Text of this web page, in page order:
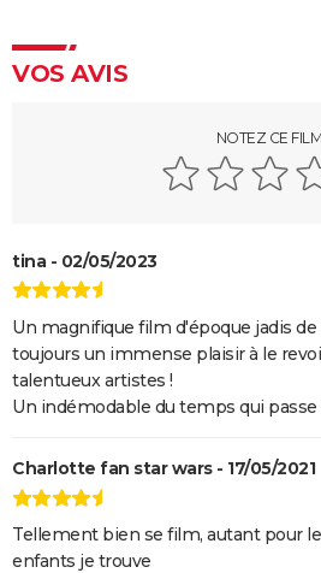
VOS AVIS
NOTEZ CE FILM
tina - 02/05/2023
Un magnifique film d'époque jadis
toujours un immense plaisir à le
talentueux artistes !
Un indémodable du temps qui passe
Charlotte fan star wars - 17/05/2021
Tellement bien se film, autant pour
enfants je trouve